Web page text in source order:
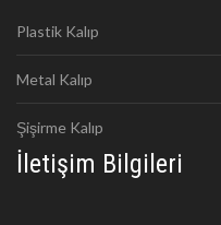
Plastik Kalıp
Metal Kalıp
Şişirme Kalıp
İletişim Bilgileri